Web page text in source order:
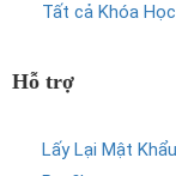
Tất cả Khóa Học
Hỗ trợ
Lấy Lại Mật Khẩu